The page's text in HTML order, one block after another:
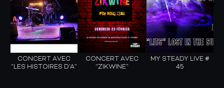
CONCERT AVEC
"LES HISTOIRES D'A"
CONCERT AVEC
"ZIKWINE"
MY STEADY LIVE #
45